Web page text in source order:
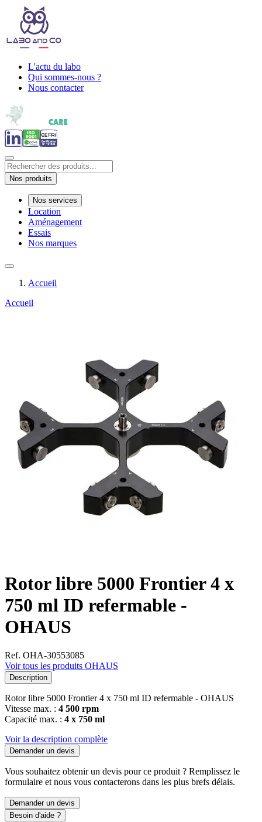
L'actu du labo
Qui sommes-nous ?
Nous contacter
Nos produits
Nos services
Location
Aménagement
Essais
Nos marques
Accueil
Accueil
Rotor libre 5000 Frontier 4 x
750 ml ID refermable -
OHAUS
Ref. OHA-30553085
Voir tous les produits OHAUS
Description
Rotor libre 5000 Frontier 4 x 750 ml ID refermable - OHAUS
Vitesse max. : 4 500 rpm
Capacité max. : 4 x 750 ml
Voir la description complète
Demander un devis
Vous souhaitez obtenir un devis pour ce produit ? Remplissez le
formulaire et nous vous contacterons dans les plus brefs délais.
Demander un devis
Besoin d'aide ?